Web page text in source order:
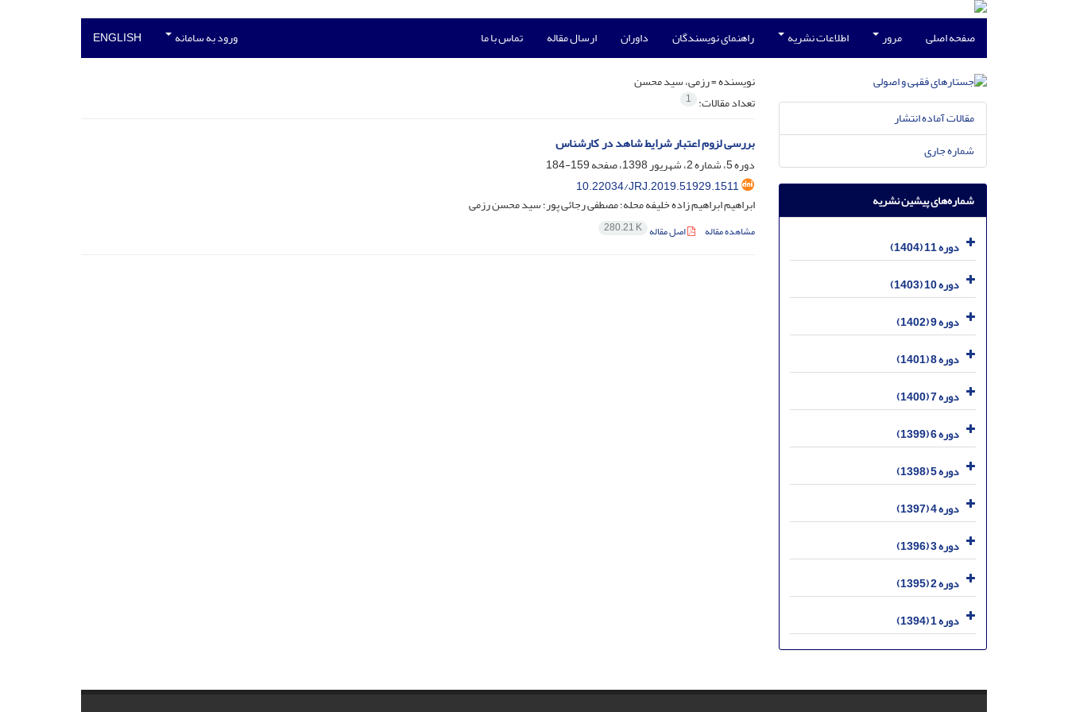
صفحه اصلی مرور اطلاعات نشریه راهنمای نویسندگان داوران ارسال مقاله تماس با ما ورود به سامانه ENGLISH
نویسنده =رزمی، سید محسن
تعداد مقالات: 1
بررسی لزوم اعتبار شرایط شاهد در کارشناس
دوره 5، شماره 2، شهریور 1398، صفحه
159-184
10.22034/JRJ.2019.51929.1511
ابراهیم ابراهیم زاده خلیفه محله؛ مصطفی رجائی پور؛ سید محسن رزمی
مشاهده مقاله اصل مقاله 280.21 K
مقالات آماده انتشار
شماره جاری
شماره‌های پیشین نشریه
دوره 11 (1404)
دوره 10 (1403)
دوره 9 (1402)
دوره 8 (1401)
دوره 7 (1400)
دوره 6 (1399)
دوره 5 (1398)
دوره 4 (1397)
دوره 3 (1396)
دوره 2 (1395)
دوره 1 (1394)